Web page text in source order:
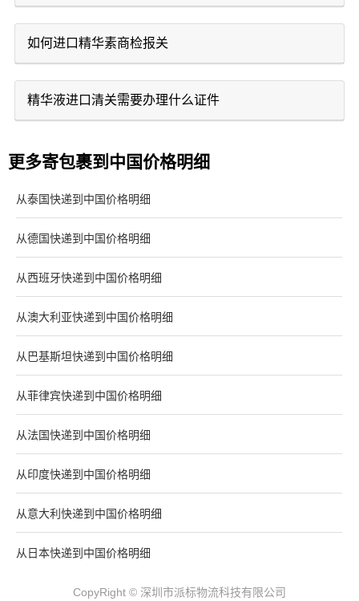
如何进口精华素商检报关
精华液进口清关需要办理什么证件
更多寄包裹到中国价格明细
从泰国快递到中国价格明细
从德国快递到中国价格明细
从西班牙快递到中国价格明细
从澳大利亚快递到中国价格明细
从巴基斯坦快递到中国价格明细
从菲律宾快递到中国价格明细
从法国快递到中国价格明细
从印度快递到中国价格明细
从意大利快递到中国价格明细
从日本快递到中国价格明细
CopyRight © 深圳市派标物流科技有限公司